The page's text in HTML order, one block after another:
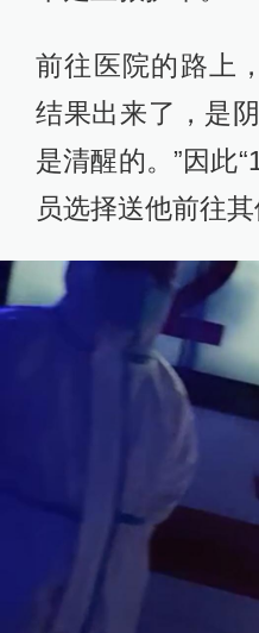
前往医院的路上
结果出来了，是
是清醒的。”因此
员选择送他前往其